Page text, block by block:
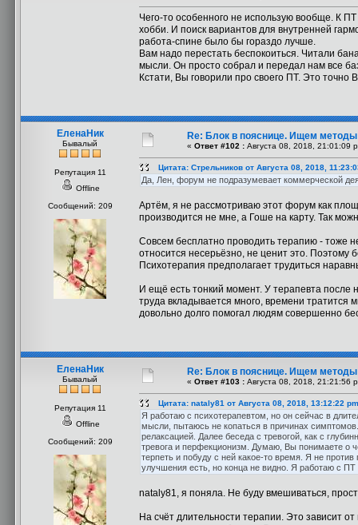
Чего-то особенного не использую вообще. К
хобби. И поиск вариантов для внутренней
работа-спине было бы гораздо лучше.
Вам надо перестать беспокоиться. Читали
мысли. Он просто собрал и передал нам все
Кстати, Вы говорили про своего ПТ. Это
ЕленаНик
Бывалый
Репутация 11
Offline
Сообщений: 209
Re: Блок в пояснице. Ищем методы
« Ответ #102 : Августа 08, 2018, 21:01:09
Цитата: Стрельников от Августа 08, 2018,
Да, Лен, форум не подразумевает коммерческой
Артём, я не рассмотриваю этот форум как
производится не мне, а Гоше на карту. Так
Совсем бесплатно проводить терапию - тоже
относится несерьёзно, не ценит это. Поэтому
Психотерапия предполагает трудиться
И ещё есть тонкий момент. У терапевта после
труда вкладывается много, времени тратится
довольно долго помогал людям совершенно
ЕленаНик
Бывалый
Репутация 11
Offline
Сообщений: 209
Re: Блок в пояснице. Ищем методы
« Ответ #103 : Августа 08, 2018, 21:21:56
Цитата: nataly81 от Августа 08, 2018, 13:12:22 pm
Я работаю с психотерапевтом, но он сейчас в
мысли, пытаюсь не копаться в причинах
релаксацией. Далее беседа с тревогой, как с
тревога и перфекционизм. Думаю, Вы понимаете о
терпеть и побуду с ней какое-то время. Я не
улучшения есть, но конца не видно. Я работаю с
nataly81, я поняла. Не буду вмешиваться,
На счёт длительности терапии. Это зависит